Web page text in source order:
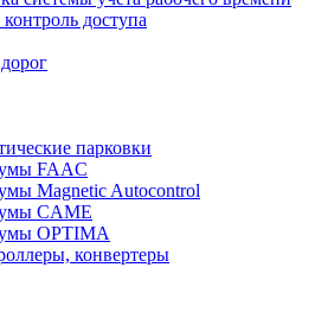
доступа
парковки
FAAC
Magnetic Autocontrol
CAME
OPTIMA
конвертеры